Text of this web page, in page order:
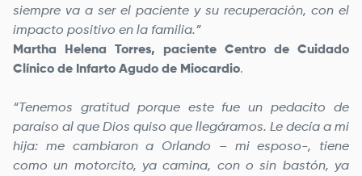
siempre va a ser el paciente y su recuperación, con el
impacto positivo en la familia.”
Martha Helena Torres, paciente Centro de Cuidado
Clínico de Infarto Agudo de Miocardio.
“Tenemos gratitud porque este fue un pedacito de
paraíso al que Dios quiso que llegáramos. Le decía a mi
hija: me cambiaron a Orlando – mi esposo-, tiene
como un motorcito, ya camina, con o sin bastón, ya